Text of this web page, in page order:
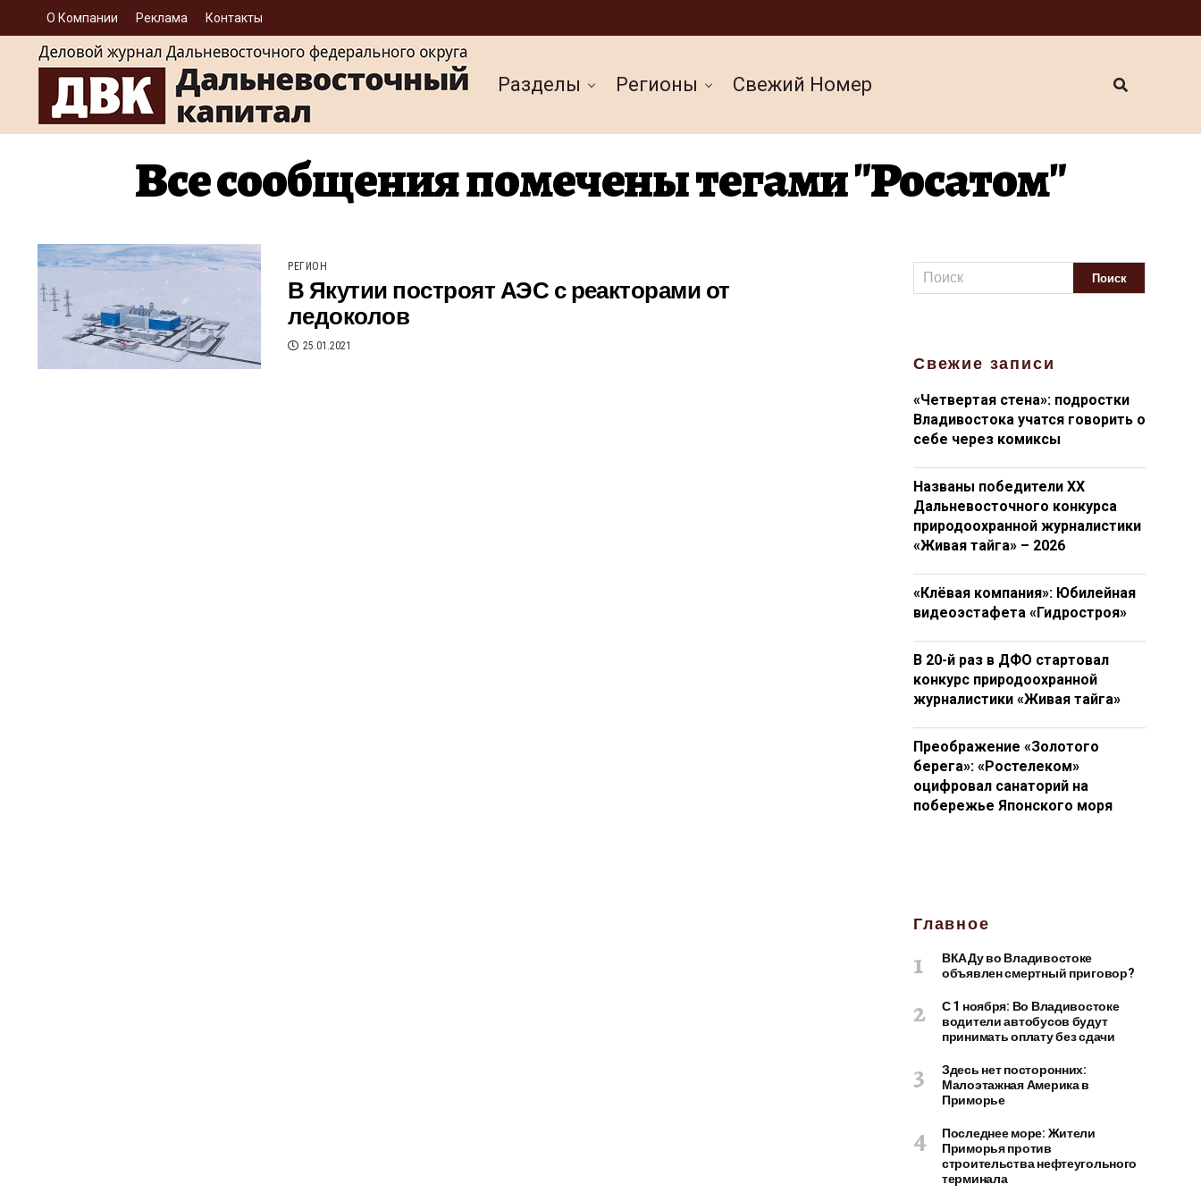
О Компании Реклама Контакты
Разделы Регионы Cвежий Номер
Все сообщения помечены тегами "Росатом"
РЕГИОН
В Якутии построят АЭС с реакторами от
ледоколов
25.01.2021
Свежие записи
«Четвертая стена»: подростки
Владивостока учатся говорить о
себе через комиксы
Названы победители XX
Дальневосточного конкурса
природоохранной журналистики
«Живая тайга» – 2026
«Клёвая компания»: Юбилейная
видеоэстафета «Гидростроя»
В 20-й раз в ДФО стартовал
конкурс природоохранной
журналистики «Живая тайга»
Преображение «Золотого
берега»: «Ростелеком»
оцифровал санаторий на
побережье Японского моря
Главное
ВКАДу во Владивостоке
объявлен смертный приговор?
С 1 ноября: Во Владивостоке
водители автобусов будут
принимать оплату без сдачи
Здесь нет посторонних:
Малоэтажная Америка в
Приморье
Последнее море: Жители
Приморья против
строительства нефтеугольного
терминала